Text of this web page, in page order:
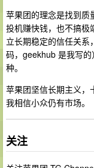
苹果团的理念是找到质
投机赚快钱，也不搞极
立长期稳定的信任关
码，geekhub 是我写
种。
苹果团坚信长期主义，
我相信小众仍有市场。
关注